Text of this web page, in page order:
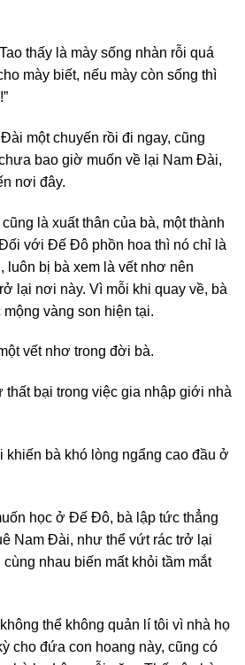
thấy là mày sống nhàn rỗi quá
mày biết, nếu mày còn sống thì
một chuyến rồi đi ngay, cũng
bao giờ muốn về lại Nam Đài,
nơi đây.
là xuất thân của bà, một thành
với Đế Đô phồn hoa thì nó chỉ là
luôn bị bà xem là vết nhơ nên
lại nơi này. Vì mỗi khi quay về, bà
vàng son hiện tại.
vết nhơ trong đời bà.
thất bại trong việc gia nhập giới nhà
khiến bà khó lòng ngẩng cao đầu ở
học ở Đế Đô, bà lập tức thẳng
Nam Đài, như thể vứt rác trở lại
nhau biến mất khỏi tầm mắt
thể không quản lí tôi vì nhà họ
cho đứa con hoang này, cũng có